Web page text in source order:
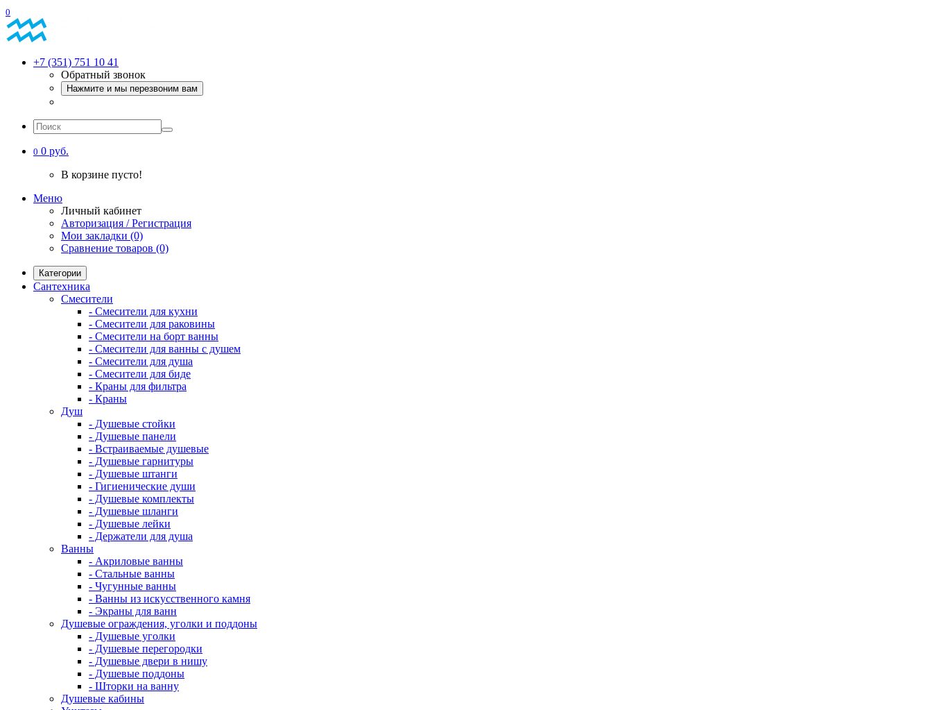
0
+7 (351) 751 10 41
Обратный звонок
Нажмите и мы перезвоним вам
0 0 руб.
В корзине пусто!
Меню
Личный кабинет
Авторизация / Регистрация
Мои закладки (0)
Сравнение товаров (0)
Категории
Сантехника
Смесители
- Смесители для кухни
- Смесители для раковины
- Смесители на борт ванны
- Смесители для ванны с душем
- Смесители для душа
- Смесители для биде
- Краны для фильтра
- Краны
Душ
- Душевые стойки
- Душевые панели
- Встраиваемые душевые
- Душевые гарнитуры
- Душевые штанги
- Гигиенические души
- Душевые комплекты
- Душевые шланги
- Душевые лейки
- Держатели для душа
Ванны
- Акриловые ванны
- Стальные ванны
- Чугунные ванны
- Ванны из искусственного камня
- Экраны для ванн
Душевые ограждения, уголки и поддоны
- Душевые уголки
- Душевые перегородки
- Душевые двери в нишу
- Душевые поддоны
- Шторки на ванну
Душевые кабины